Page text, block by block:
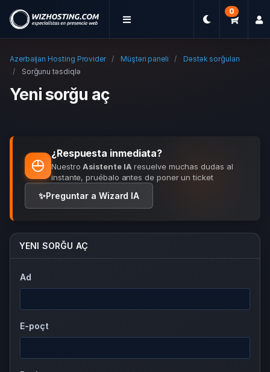
0
Azerbaijan Hosting Provider Müştəri paneli
Dəstək sorğuları
Sorğunu təsdiqlə
Yeni sorğu aç
¿Respuesta inmediata?
Nuestro Asistente IA resuelve muchas dudas al
instante, pruébalo antes de poner un ticket
✨Preguntar a Wizard IA
YENI SORĞU AÇ
Ad
E-poçt